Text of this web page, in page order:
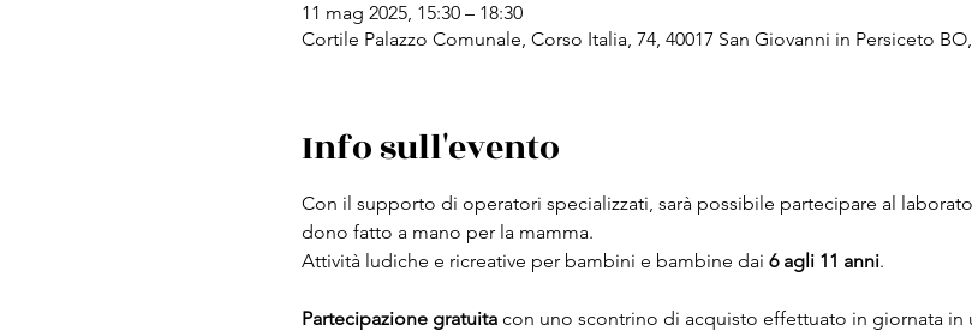
11 mag 2025, 15:30 – 18:30
Cortile Palazzo Comunale, Corso Italia, 74, 40017 San Giovanni in Persiceto
Info sull'evento
Con il supporto di operatori specializzati, sarà possibile partecipare al
dono fatto a mano per la mamma.
Attività ludiche e ricreative per bambini e bambine dai 6 agli 11 anni.
Partecipazione gratuita con uno scontrino di acquisto effettuato in giornata in